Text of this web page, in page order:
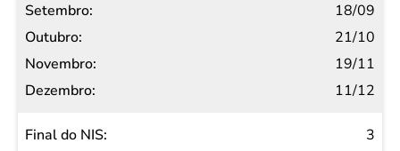
18/09
21/10
19/11
11/12
3